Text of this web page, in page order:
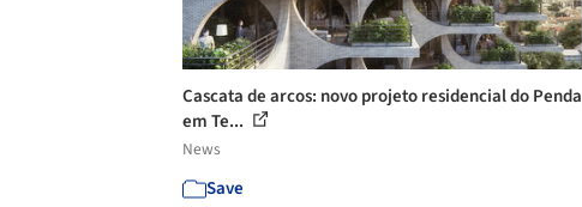
Cascata de arcos: novo projeto residencial do Penda
em Te...
News
Save